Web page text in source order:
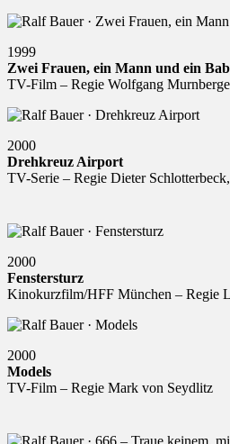
1999
Zwei Frauen, ein Mann und ein
TV-Film – Regie Wolfgang
2000
Drehkreuz Airport
TV-Serie – Regie Dieter
2000
Fenstersturz
Kinokurzfilm/HFF München – Regie
2000
Models
TV-Film – Regie Mark von Seydlitz